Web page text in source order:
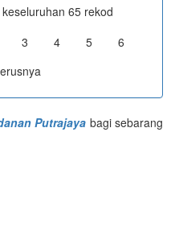
65 rekod
3 4 5
6
Putrajaya bagi sebarang